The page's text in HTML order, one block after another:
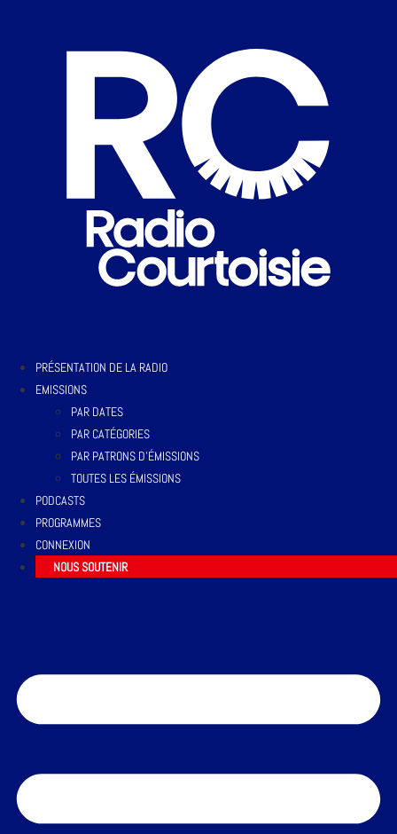
PRÉSENTATION DE LA RADIO
EMISSIONS
PAR DATES
PAR CATÉGORIES
PAR PATRONS D’ÉMISSIONS
TOUTES LES ÉMISSIONS
PODCASTS
PROGRAMMES
CONNEXION
NOUS SOUTENIR